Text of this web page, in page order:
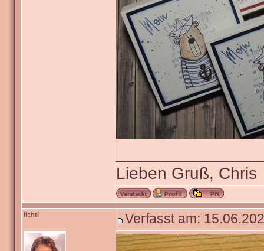
Lieben Gruß, Chris
lichti Verfasst am: